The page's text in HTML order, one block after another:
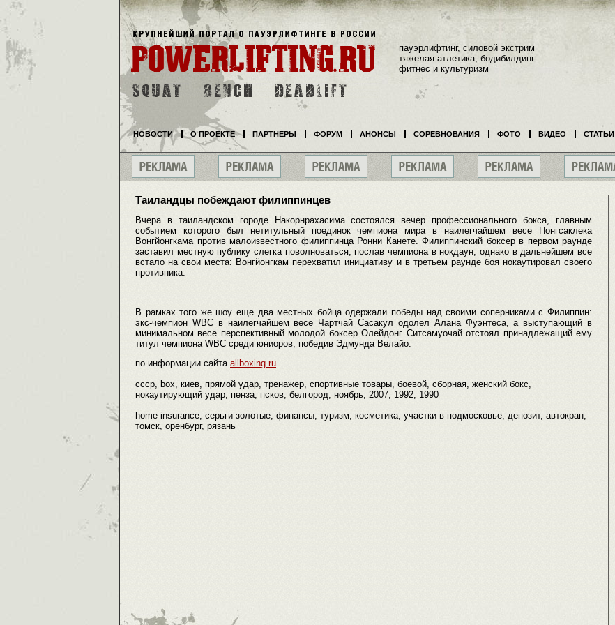
Таиландцы побеждают филиппинцев
Вчера в таиландском городе Накорнрахасима состоялся вечер профессионального бокса, главным
событием которого был нетитульный поединок чемпиона мира в наилегчайшем весе Понгсаклека
Вонгйонгкама против малоизвестного филиппинца Ронни Канете. Филиппинский боксер в первом раунде
заставил местную публику слегка поволноваться, послав чемпиона в нокдаун, однако в дальнейшем все
встало на свои места: Вонгйонгкам перехватил инициативу и в третьем раунде боя нокаутировал своего
противника.
В рамках того же шоу еще два местных бойца одержали победы над своими соперниками с Филиппин:
экс-чемпион WBC в наилегчайшем весе Чартчай Сасакул одолел Алана Фуэнтеса, а выступающий в
минимальном весе перспективный молодой боксер Олейдонг Ситсамуочай отстоял принадлежащий ему
титул чемпиона WBC среди юниоров, победив Эдмунда Велайо.
по информации сайта allboxing.ru
ссср, box, киев, прямой удар, тренажер, спортивные товары, боевой, сборная, женский бокс,
нокаутирующий удар, пенза, псков, белгород, ноябрь, 2007, 1992, 1990
home insurance, серьги золотые, финансы, туризм, косметика, участки в подмосковье, депозит, автокран,
томск, оренбург, рязань
пауэрлифтинг, силовой экстрим
тяжелая атлетика, бодибилдинг
фитнес и культуризм
НОВОСТИ О ПРОЕКТЕ ПАРТНЕРЫ ФОРУМ АНОНСЫ СОРЕВНОВАНИЯ ФОТО ВИДЕО СТАТЬИ